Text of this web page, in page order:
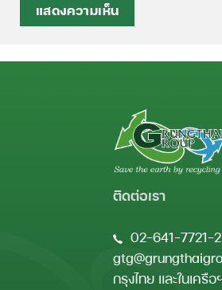
ติดต่อเรา
02-641-7721-2
กรุงไทย และในเครือ